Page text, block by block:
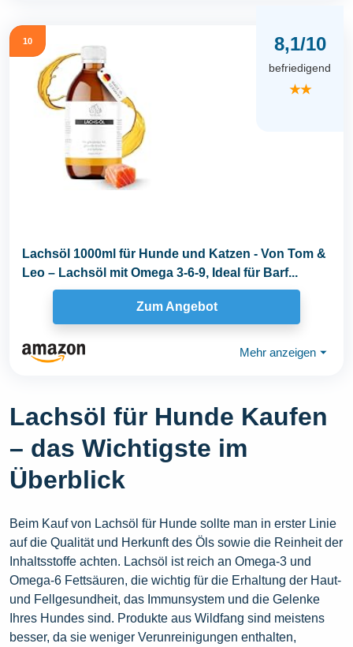
10 8,1/10
befriedigend
★★
Lachsöl 1000ml für Hunde und Katzen - Von Tom &
Leo – Lachsöl mit Omega 3-6-9, Ideal für Barf...
Zum Angebot
Mehr anzeigen ⏷
Lachsöl für Hunde Kaufen
– das Wichtigste im
Überblick
Beim Kauf von Lachsöl für Hunde sollte man in erster Linie
auf die Qualität und Herkunft des Öls sowie die Reinheit der
Inhaltsstoffe achten. Lachsöl ist reich an Omega-3 und
Omega-6 Fettsäuren, die wichtig für die Erhaltung der Haut-
und Fellgesundheit, das Immunsystem und die Gelenke
Ihres Hundes sind. Produkte aus Wildfang sind meistens
besser, da sie weniger Verunreinigungen enthalten,